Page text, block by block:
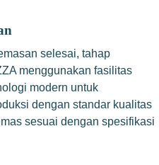
selesai, tahap
menggunakan fasilitas
modern untuk
dengan standar kualitas
sesuai dengan spesifikasi